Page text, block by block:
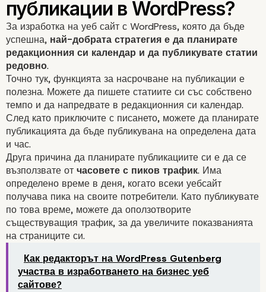
Защо да планирате
публикации в
За изработка на уеб сайт с WordPress, която да бъде
успешна, най-добрата стратегия е да планирате
редакционния си календар и да публикувате статии
редовно.
Точно тук, функцията за насрочване на публикации е
полезна. Можете да пишете статиите си със собствено
темпо и да напредвате в редакционния си календар.
След като приключите с писането, можете да планирате
публикацията да бъде публикувана на определена дата
и час.
Друга причина да планирате публикациите си е да се
възползвате от часовете с пиков трафик. Има
определено време в деня, когато всеки уебсайт
получава пика на своите потребители. Като публикувате
по това време, можете да оползотворите
съществуващия трафик, за да увеличите показванията
на страниците си.
Как редакторът на WordPress Gutenberg
участва в изработването на бизнес уеб
сайтове?